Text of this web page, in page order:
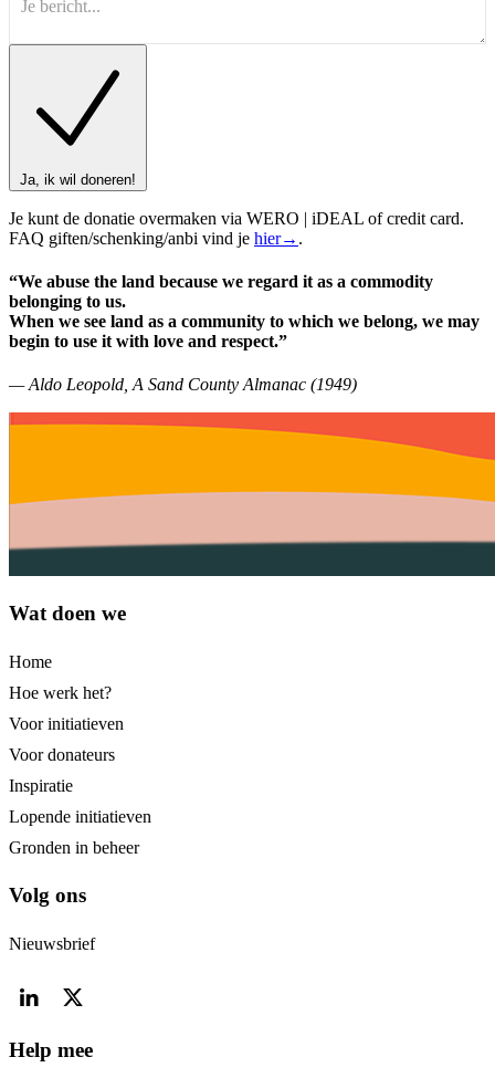
Ja, ik wil doneren!
Je kunt de donatie overmaken via WERO | iDEAL of credit card.
FAQ giften/schenking/anbi vind je hier→ .
“We abuse the land because we regard it as a commodity
belonging to us.
When we see land as a community to which we belong, we may
begin to use it with love and respect.”
— Aldo Leopold, A Sand County Almanac (1949)
Wat doen we
Home
Hoe werk het?
Voor initiatieven
Voor donateurs
Inspiratie
Lopende initiatieven
Gronden in beheer
Volg ons
Nieuwsbrief
Help mee